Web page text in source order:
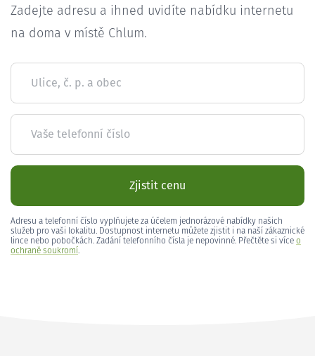
Zadejte adresu a ihned uvidíte nabídku internetu
na doma v místě Chlum.
Ulice, č. p. a obec
Vaše telefonní číslo
Zjistit cenu
Adresu a telefonní číslo vyplňujete za účelem jednorázové nabídky našich
služeb pro vaši lokalitu. Dostupnost internetu můžete zjistit i na naší zákaznické
lince nebo pobočkách. Zadání telefonního čísla je nepovinné. Přečtěte si více o
ochraně soukromí.